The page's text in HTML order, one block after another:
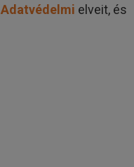
Adatvédelmi elveit, és